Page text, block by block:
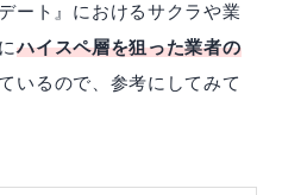
ート』におけるサクラや業
ハイスペ層を狙った業者の
いるので、参考にしてみて